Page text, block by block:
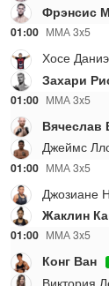
Фрэнсис
01:00 ММА 3x5
Хосе
Захари
01:00 ММА 3x5
Вячеслав
Джеймс
01:00 ММА 3x5
Джозиане
Жаклин
01:00 ММА 3x5
Конг Ван
Виктория